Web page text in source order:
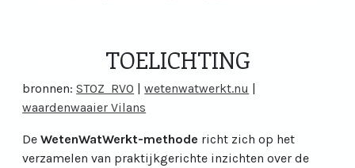
TOELICHTING
bronnen:STOZ RVO (open new window)
|wetenwatwerkt.nu (open new
|
waardenwaaier Vilans
DeWetenWatWerkt-methode richt zich op het
verzamelen van praktijkgerichte inzichten over de